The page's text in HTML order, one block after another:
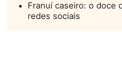
Franuí caseiro: o doce
redes sociais